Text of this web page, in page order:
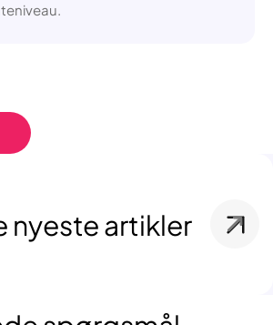
nyeste artikler